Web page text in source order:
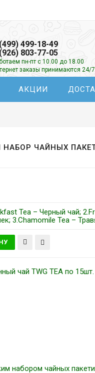
499-18-49
803-77-05
пн-пт с 10.00 до 18.00
заказы принимаются 24/7
АКЦИИ
ЧАЙНЫХ
Tea – Черный чай;
3.Chamomile Tea –
чай TWG TEA по 15шт.
набором чайных